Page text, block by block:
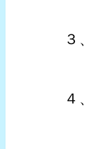
３、
４、